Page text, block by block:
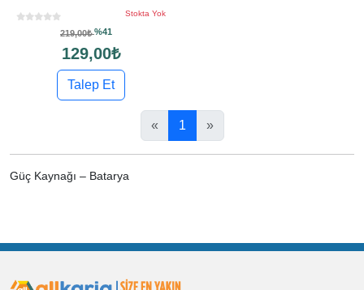
Stokta Yok
219,00₺%41
129,00₺
Talep Et
« 1 »
Güç Kaynağı – Batarya